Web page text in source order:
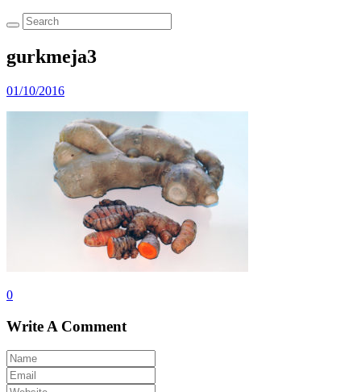
gurkmeja3
01/10/2016
0
Write A Comment